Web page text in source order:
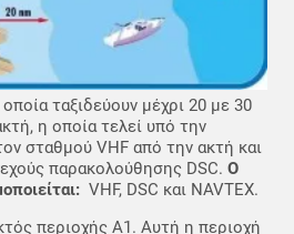
ταξιδεύουν μέχρι 20 με 30
η οποία τελεί υπό την
σταθμού VHF από την ακτή και
παρακολούθησης DSC. Ο
VHF, DSC και NAVTEX.
περιοχής Α1. Αυτή η περιοχή